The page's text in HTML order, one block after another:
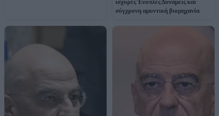
ισχυρές Ένοπλες Δυνάμεις και
σύγχρονη αμυντική βιομηχανία